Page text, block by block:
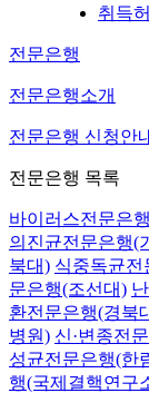
취득
전문은행
전문은행소개
전문은행 신청안
전문은행 목록
바이러스전문은
의진균전문은행(
북대) 식중독균전
문은행(조선대)
환전문은행(경북
병원) 신·변종전
성균전문은행(한
행(국제결핵연구